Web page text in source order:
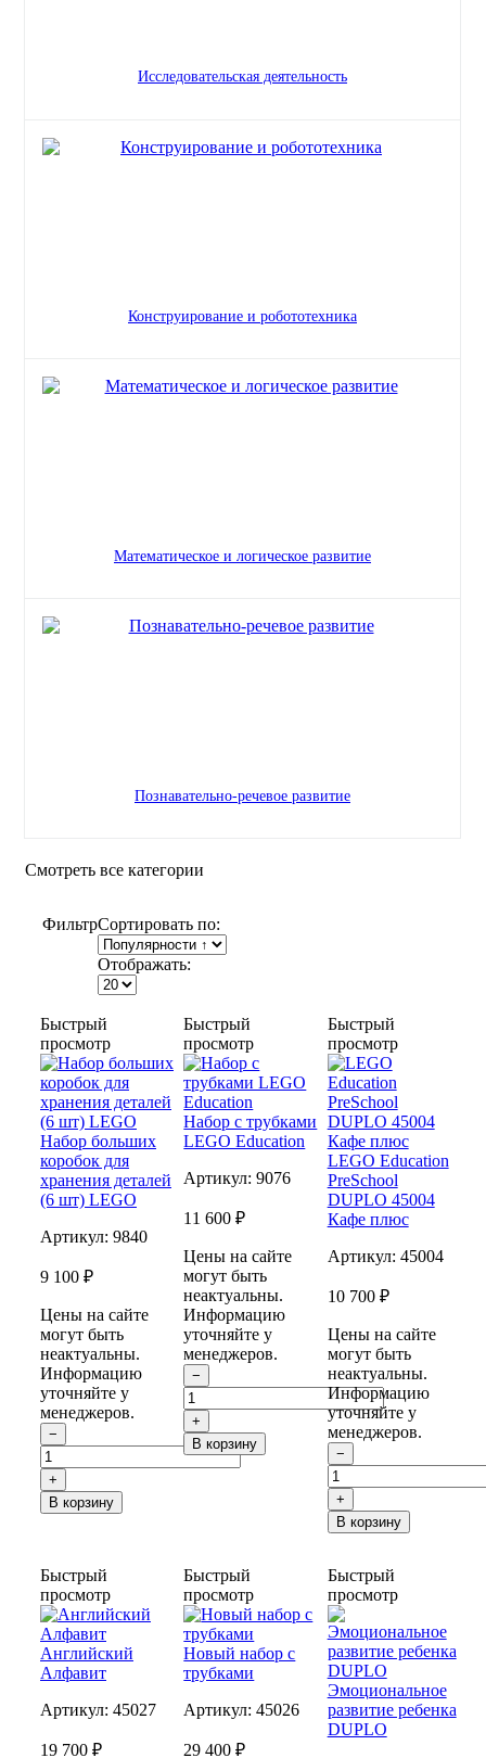
Исследовательская деятельность
Конструирование и робототехника
Математическое и логическое развитие
Познавательно-речевое развитие
Смотреть все категории
ФильтрСортировать по:
Отображать:
Быстрый
просмотр
Набор больших
коробок для
хранения деталей
(6 шт) LEGO
Артикул: 9840
9 100 ₽
Цены на сайте
могут быть
неактуальны.
Информацию
уточняйте у
менеджеров.
−
+
В корзину
Быстрый
просмотр
Набор с трубками
LEGO Education
Артикул:9076
11 600 ₽
Цены на сайте
могут быть
неактуальны.
Информацию
уточняйте у
менеджеров.
−
+
В корзину
Быстрый
просмотр
LEGO Education
PreSchool
DUPLO 45004
Кафе плюс
Артикул: 45004
10 700 ₽
Цены на сайте
могут быть
неактуальны.
Информацию
уточняйте у
менеджеров.
−
+
В корзину
Быстрый
просмотр
Английский
Алфавит
Артикул: 45027
19 700 ₽
Быстрый
просмотр
Новый набор с
трубками
Артикул:45026
29 400 ₽
Быстрый
просмотр
Эмоциональное
развитие ребенка
DUPLO